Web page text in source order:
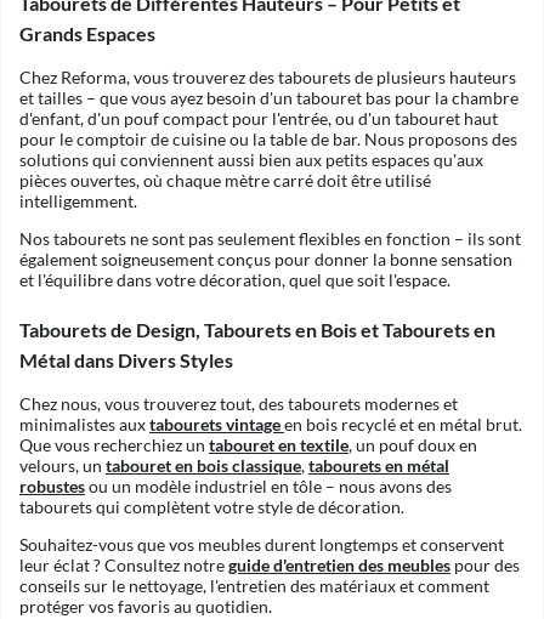
Grands Espaces
Chez Reforma, vous trouverez des tabourets de plusieurs hauteurs
et tailles – que vous ayez besoin d'un tabouret bas pour la chambre
d'enfant, d'un pouf compact pour l'entrée, ou d'un tabouret haut
pour le comptoir de cuisine ou la table de bar. Nous proposons des
solutions qui conviennent aussi bien aux petits espaces qu'aux
pièces ouvertes, où chaque mètre carré doit être utilisé
intelligemment.
Nos tabourets ne sont pas seulement flexibles en fonction – ils sont
également soigneusement conçus pour donner la bonne sensation
et l'équilibre dans votre décoration, quel que soit l'espace.
Tabourets de Design, Tabourets en Bois et Tabourets en
Métal dans Divers Styles
Chez nous, vous trouverez tout, des tabourets modernes et
minimalistes auxtabourets vintageen bois recyclé et en métal brut.
Que vous recherchiez un tabouret en textile, un pouf doux en
velours, un tabouret en bois classique,tabourets en métal
robustesou un modèle industriel en tôle – nous avons des
tabourets qui complètent votre style de décoration.
Souhaitez-vous que vos meubles durent longtemps et conservent
leur éclat ? Consultez notreguide d'entretien des meubles pour des
conseils sur le nettoyage, l'entretien des matériaux et comment
protéger vos favoris au quotidien.